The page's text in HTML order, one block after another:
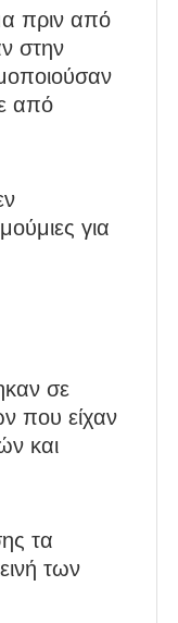
πριν από
στην
από
για
σε
που είχαν
και
τα
των